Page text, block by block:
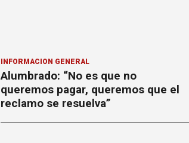
INFORMACION GENERAL
Alumbrado: “No es que no
queremos pagar, queremos que el
reclamo se resuelva”